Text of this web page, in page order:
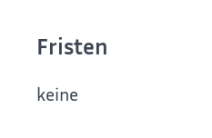
Fristen
keine